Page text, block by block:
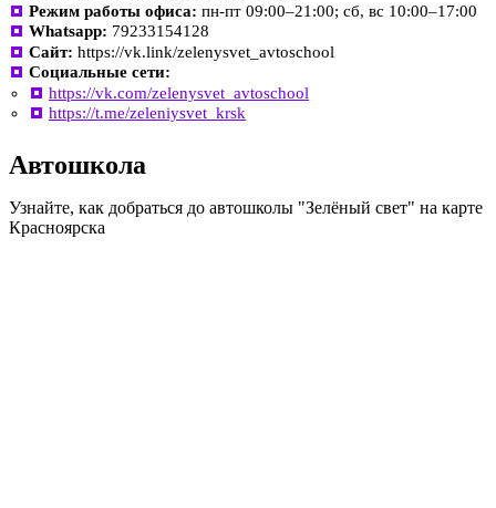
Режим работы офиса: пн-пт 09:00–21:00; сб, вс 10:00–17:00
Whatsapp: 79233154128
Сайт: https://vk.link/zelenysvet_avtoschool
Социальные сети:
https://vk.com/zelenysvet_avtoschool
https://t.me/zeleniysvet_krsk
Автошкола
Узнайте, как добраться до автошколы "Зелёный свет" на карте
Красноярска